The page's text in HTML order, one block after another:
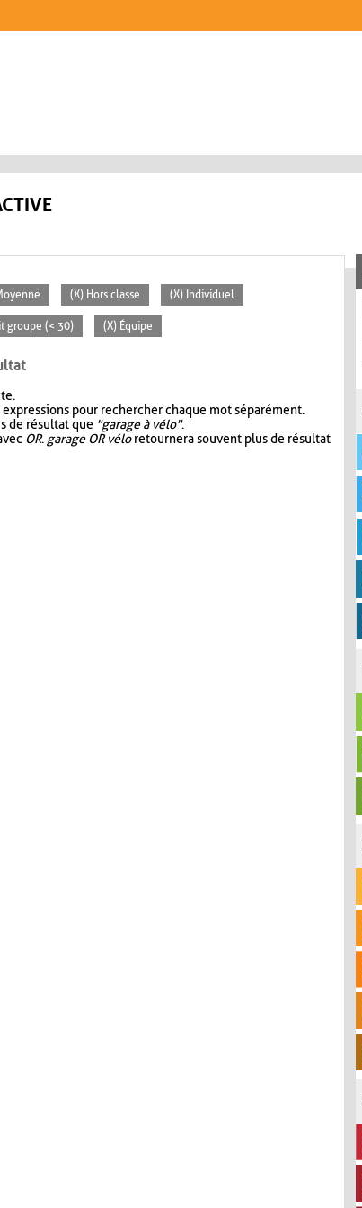
(X) Hors classe (X) Individuel
groupe (< 30) (X) Équipe
pour rechercher chaque mot séparément.
de résultat que "garage à vélo".
OR. garage OR véloretournera souvent plus de résultat